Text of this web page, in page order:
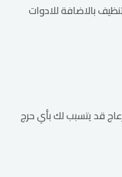
بالاضافة للادوات
قد يتسبب لك بأي حرج